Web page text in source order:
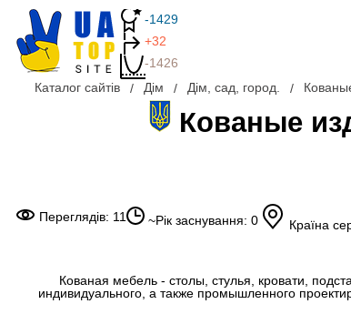
-1429
+32
-1426
Каталог сайтів Дім Дім, сад, город.
Кованые
Переглядів: 11 ~Рік заснування: 0 Країна
Кованая мебель - столы, стулья, кровати,
индивидуального, а также промышленного